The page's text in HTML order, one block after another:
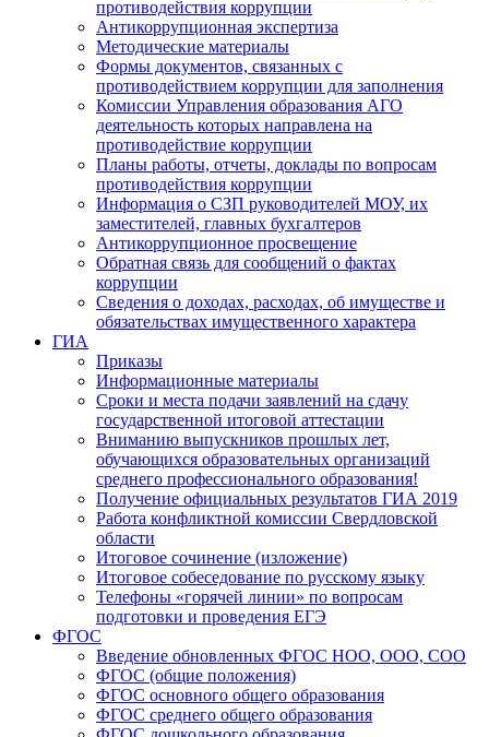
противодействия коррупции
Антикоррупционная экспертиза
Методические материалы
Формы документов, связанных с
противодействием коррупции для заполнения
Комиссии Управления образования АГО
деятельность которых направлена на
противодействие коррупции
Планы работы, отчеты, доклады по вопросам
противодействия коррупции
Информация о СЗП руководителей МОУ, их
заместителей, главных бухгалтеров
Антикоррупционное просвещение
Обратная связь для сообщений о фактах
коррупции
Сведения о доходах, расходах, об имуществе и
обязательствах имущественного характера
ГИА
Приказы
Информационные материалы
Сроки и места подачи заявлений на сдачу
государственной итоговой аттестации
Вниманию выпускников прошлых лет,
обучающихся образовательных организаций
среднего профессионального образования!
Получение официальных результатов ГИА 2019
Работа конфликтной комиссии Свердловской
области
Итоговое сочинение (изложение)
Итоговое собеседование по русскому языку
Телефоны «горячей линии» по вопросам
подготовки и проведения ЕГЭ
ФГОС
Введение обновленных ФГОС НОО, ООО, СОО
ФГОС (общие положения)
ФГОС основного общего образования
ФГОС среднего общего образования